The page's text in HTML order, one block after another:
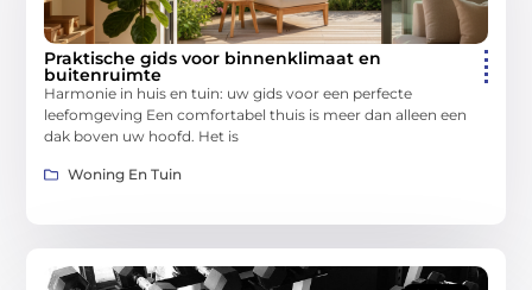
Praktische gids voor binnenklimaat en
buitenruimte
Harmonie in huis en tuin: uw gids voor een perfecte
leefomgeving Een comfortabel thuis is meer dan alleen een
dak boven uw hoofd. Het is
Woning En Tuin